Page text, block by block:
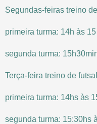
Segundas-feiras treino
primeira turma: 14h às 15
segunda turma:
Terça-feira treino de futsal
primeira turma: 14hs às
segunda turma: 15:30hs